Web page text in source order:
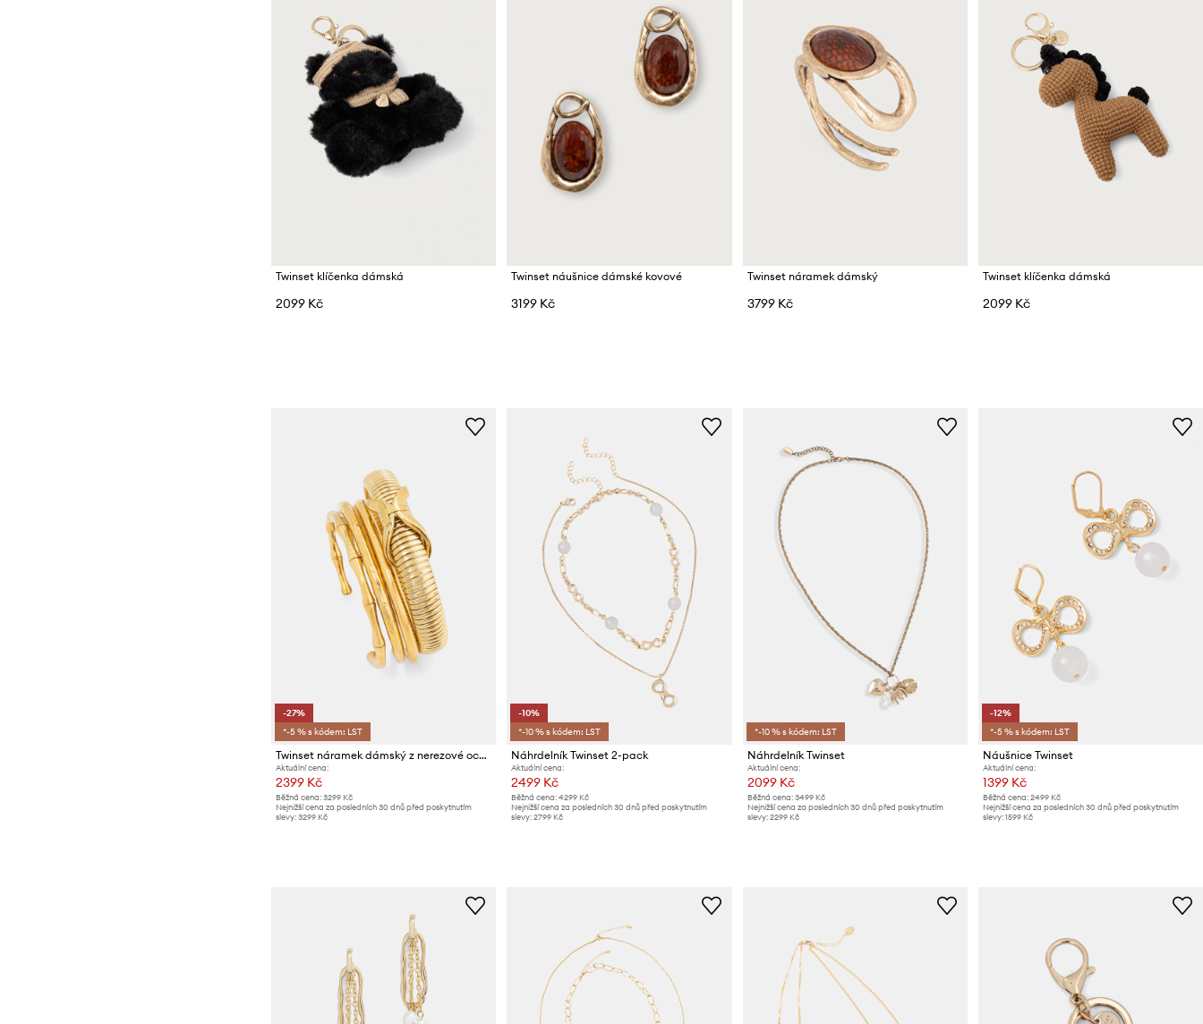
Twinset klíčenka dámská
2099 Kč
Twinset náušnice dámské kovové
3199 Kč
Twinset náramek dámský
3799 Kč
Twinset klíčenka dámská
2099 Kč
-27%
*-5 % s kódem: LST
Twinset náramek dámský z nerezové oceli 4-pack
Aktuální cena:
2399 Kč
Běžná cena: 3299 Kč
Nejnižší cena za posledních 30 dnů před poskytnutím
slevy: 3299 Kč
-10%
*-10 % s kódem: LST
Náhrdelník Twinset 2-pack
Aktuální cena:
2499 Kč
Běžná cena: 4299 Kč
Nejnižší cena za posledních 30 dnů před poskytnutím
slevy: 2799 Kč
*-10 % s kódem: LST
Náhrdelník Twinset
Aktuální cena:
2099 Kč
Běžná cena: 3499 Kč
Nejnižší cena za posledních 30 dnů před poskytnutím
slevy: 2299 Kč
-12%
*-5 % s kódem: LST
Náušnice Twinset
Aktuální cena:
1399 Kč
Běžná cena: 2499 Kč
Nejnižší cena za posledních 30 dnů před poskytnutím
slevy: 1599 Kč